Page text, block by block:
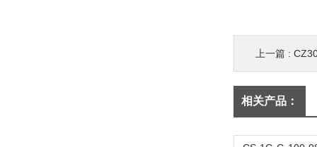
上一篇 :
相关产品：